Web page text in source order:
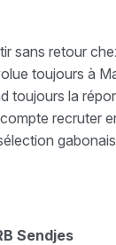
sans retour
toujours à
toujours la
recruter
Sendjes